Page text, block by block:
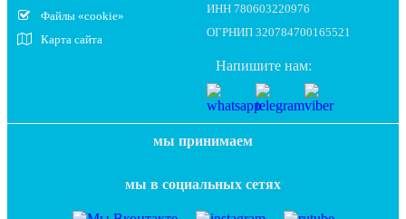
Файлы «cookie»
Карта сайта
ИНН 780603220976
ОГРНИП 320784700165521
Напишите нам:
мы принимаем
мы в социальных сетях